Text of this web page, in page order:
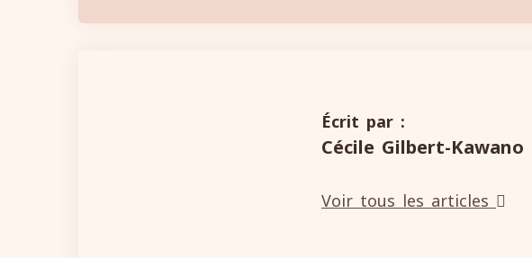
Écrit par :
Cécile Gilbert-Kawano
Voir tous les articles